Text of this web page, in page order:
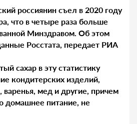
россиянин съел в 2020 году
что в четыре раза больше
Минздравом. Об этом
Росстата, передает РИА
сахар в эту статистику
кондитерских изделий,
варенья, мед и другие, причем
домашнее питание, не